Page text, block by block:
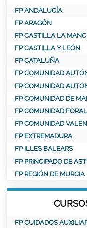
FP ANDALUCÍA
FP ARAGÓN
FP CASTILLA LA
FP CASTILLA Y LEÓN
FP CATALUÑA
FP COMUNIDAD
FP COMUNIDAD
FP COMUNIDAD DE
FP COMUNIDAD
FP COMUNIDAD
FP EXTREMADURA
FP ILLES BALEARS
FP PRINCIPADO DE
FP REGIÓN DE MURCIA
FP CUIDADOS